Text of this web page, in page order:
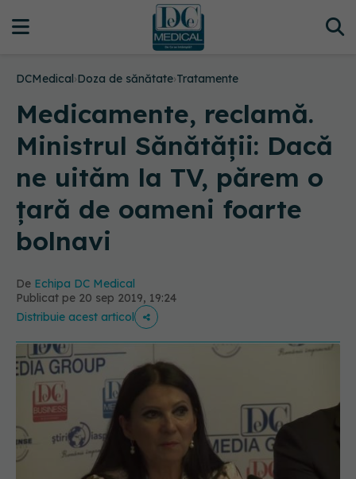
DCMedical›Doza de sănătate›Tratamente
Medicamente, reclamă.
Ministrul Sănătății: Dacă
ne uităm la TV, părem o
ţară de oameni foarte
bolnavi
De Echipa DC Medical
Publicat pe 20 sep 2019, 19:24
Distribuie acest articol